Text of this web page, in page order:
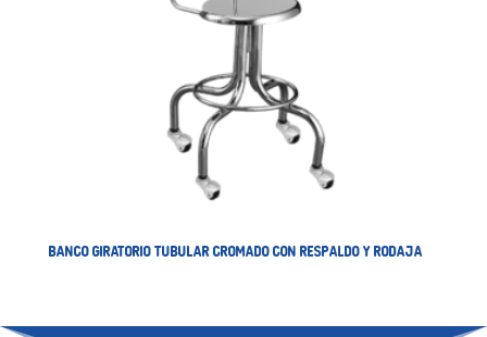
BANCO GIRATORIO TUBULAR CROMADO CON RESPALDO Y RODAJA